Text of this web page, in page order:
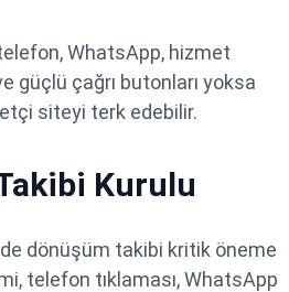
WhatsApp, hizmet
güçlü çağrı butonları yoksa
siteyi terk edebilir.
Kurulu
dönüşüm takibi kritik öneme
telefon tıklaması, WhatsApp